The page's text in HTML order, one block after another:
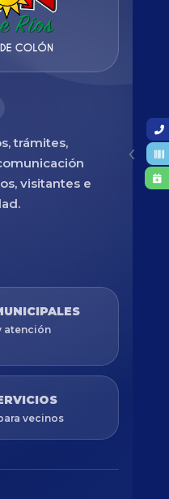
trámites,
visitantes e
atención
vecinos